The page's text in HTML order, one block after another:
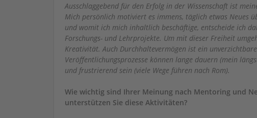
Ausschlaggebend für den Erfolg in der Wissenschaft ist
Mich persönlich motiviert es immens, täglich etwas Neues
und womit ich mich inhaltlich beschäftige, entscheide ich
Forschungs- und Lehrprojekte. Um mit dieser Freiheit
Kreativität. Auch Durchhaltevermögen ist ein
Veröffentlichungsprozesse können lange dauern (mein
und frustrierend sein (viele Wege führen nach Rom).
Wie wichtig sind Ihrer Meinung nach Mentoring und
unterstützen Sie diese Aktivitäten?